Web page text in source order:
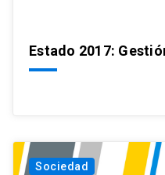
Estado 2017:
Sociedad